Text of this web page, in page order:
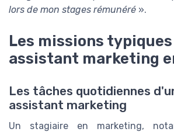
lors de mon stages rémunéré ».
Les missions
assistant marketing
Les tâches quotidiennes
assistant marketing
Un stagiaire en marketing,